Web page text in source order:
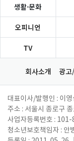
생활·문화
오피니언
TV
회사소개 광고
대표이사/발행인 : 이영
주소 : 서울시 종로구
사업자등록번호 :
청소년보호책임자 : 안